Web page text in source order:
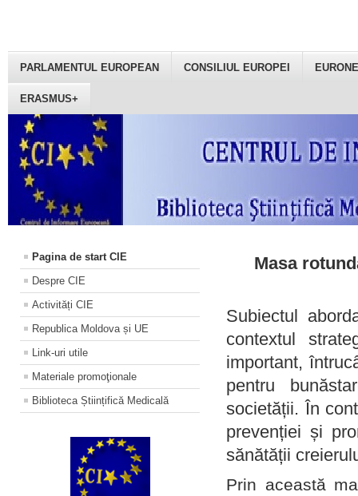
PARLAMENTUL EUROPEAN CONSILIUL EUROPEI
ERASMUS+
Pagina de start CIE
Despre CIE
Activități CIE
Republica Moldova și UE
Link-uri utile
Materiale promoţionale
Biblioteca Științifică Medicală
Masa
Subiectul
contextul
important,
pentru
societății. În
prevenției și
sănătății
Prin această